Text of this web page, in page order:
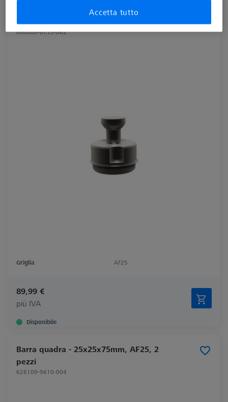
Bullone a disco con prigioniero - M12x0,5,
AF25, 5 pezzi
000000-0735-062
Griglia AF25
89,99 €
più IVA
Disponibile
Barra quadra - 25x25x75mm, AF25, 2
pezzi
626109-9610-004
Accetta tutto